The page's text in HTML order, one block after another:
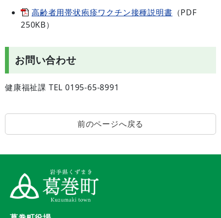
高齢者用帯状疱疹ワクチン接種説明書 （PDF
250KB）
お問い合わせ
健康福祉課 TEL 0195-65-8991
前のページへ戻る